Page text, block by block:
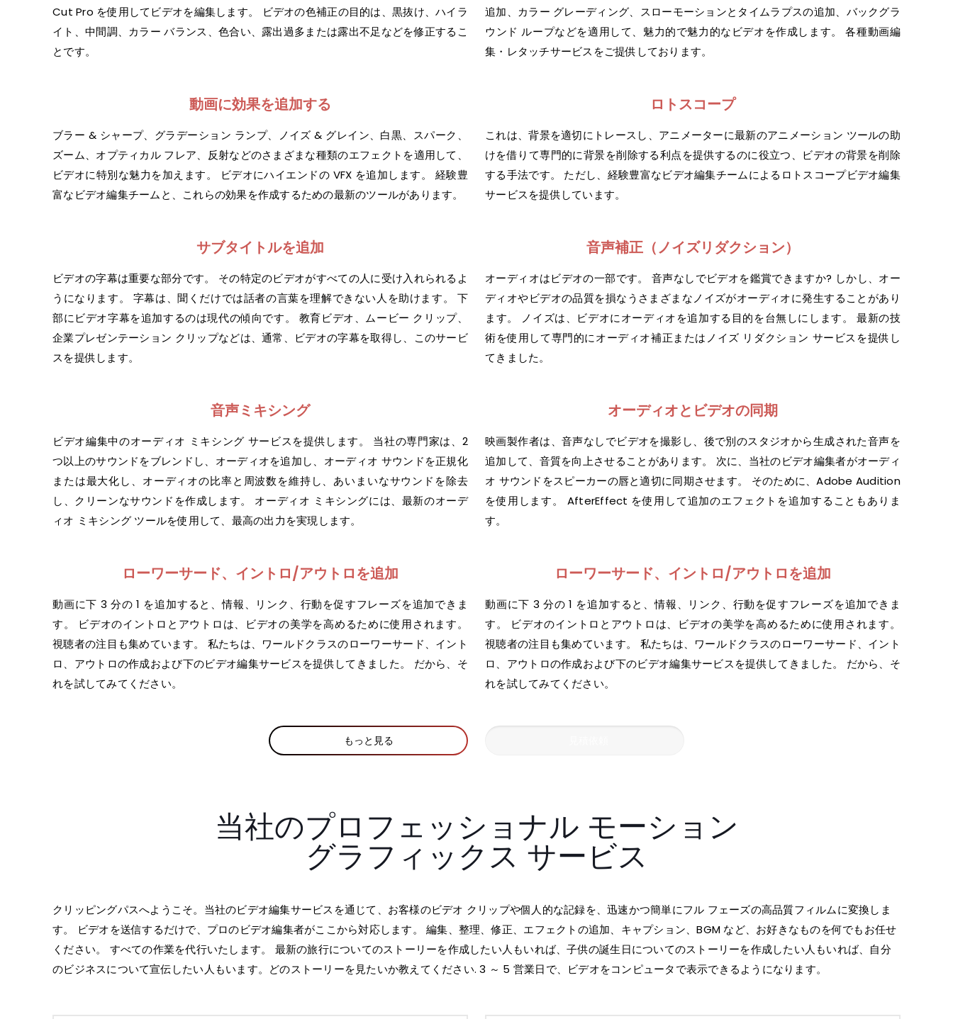
Cut Pro を使用してビデオを編集します。 ビデオの色補正の目的は、黒抜け、ハイラ
イト、中間調、カラー バランス、色合い、露出過多または露出不足などを修正するこ
とです。
追加、カラー グレーディング、スローモーションとタイムラプスの追加、バックグラ
ウンド ループなどを適用して、魅力的で魅力的なビデオを作成します。 各種動画編
集・レタッチサービスをご提供しております。
動画に効果を追加する
ブラー & シャープ、グラデーション ランプ、ノイズ & グレイン、白黒、スパーク、
ズーム、オプティカル フレア、反射などのさまざまな種類のエフェクトを適用して、
ビデオに特別な魅力を加えます。 ビデオにハイエンドの VFX を追加します。 経験豊
富なビデオ編集チームと、これらの効果を作成するための最新のツールがあります。
ロトスコープ
これは、背景を適切にトレースし、アニメーターに最新のアニメーション ツールの助
けを借りて専門的に背景を削除する利点を提供するのに役立つ、ビデオの背景を削除
する手法です。 ただし、経験豊富なビデオ編集チームによるロトスコープビデオ編集
サービスを提供しています。
サブタイトルを追加
ビデオの字幕は重要な部分です。 その特定のビデオがすべての人に受け入れられるよ
うになります。 字幕は、聞くだけでは話者の言葉を理解できない人を助けます。 下
部にビデオ字幕を追加するのは現代の傾向です。 教育ビデオ、ムービー クリップ、
企業プレゼンテーション クリップなどは、通常、ビデオの字幕を取得し、このサービ
スを提供します。
音声補正（ノイズリダクション）
オーディオはビデオの一部です。 音声なしでビデオを鑑賞できますか? しかし、オー
ディオやビデオの品質を損なうさまざまなノイズがオーディオに発生することがあり
ます。 ノイズは、ビデオにオーディオを追加する目的を台無しにします。 最新の技
術を使用して専門的にオーディオ補正またはノイズ リダクション サービスを提供し
てきました。
音声ミキシング
ビデオ編集中のオーディオ ミキシング サービスを提供します。 当社の専門家は、2
つ以上のサウンドをブレンドし、オーディオを追加し、オーディオ サウンドを正規化
または最大化し、オーディオの比率と周波数を維持し、あいまいなサウンドを除去
し、クリーンなサウンドを作成します。 オーディオ ミキシングには、最新のオーデ
ィオ ミキシング ツールを使用して、最高の出力を実現します。
オーディオとビデオの同期
映画製作者は、音声なしでビデオを撮影し、後で別のスタジオから生成された音声を
追加して、音質を向上させることがあります。 次に、当社のビデオ編集者がオーディ
オ サウンドをスピーカーの唇と適切に同期させます。 そのために、Adobe Audition
を使用します。 AfterEffect を使用して追加のエフェクトを追加することもありま
す。
ローワーサード、イントロ/アウトロを追加
動画に下 3 分の 1 を追加すると、情報、リンク、行動を促すフレーズを追加できま
す。 ビデオのイントロとアウトロは、ビデオの美学を高めるために使用されます。
視聴者の注目も集めています。 私たちは、ワールドクラスのローワーサード、イント
ロ、アウトロの作成および下のビデオ編集サービスを提供してきました。 だから、そ
れを試してみてください。
ローワーサード、イントロ/アウトロを追加
動画に下 3 分の 1 を追加すると、情報、リンク、行動を促すフレーズを追加できま
す。 ビデオのイントロとアウトロは、ビデオの美学を高めるために使用されます。
視聴者の注目も集めています。 私たちは、ワールドクラスのローワーサード、イント
ロ、アウトロの作成および下のビデオ編集サービスを提供してきました。 だから、そ
れを試してみてください。
もっと見る
当社のプロフェッショナル モーション
グラフィックス サービス
クリッピングパスへようこそ。当社のビデオ編集サービスを通じて、お客様のビデオ クリップや個人的な記録を、迅速かつ簡単にフル フェーズの高品質フィルムに変換しま
す。 ビデオを送信するだけで、プロのビデオ編集者がここから対応します。 編集、整理、修正、エフェクトの追加、キャプション、BGM など、お好きなものを何でもお任せ
ください。 すべての作業を代行いたします。 最新の旅行についてのストーリーを作成したい人もいれば、子供の誕生日についてのストーリーを作成したい人もいれば、自分
のビジネスについて宣伝したい人もいます。どのストーリーを見たいか教えてください. 3 ～ 5 営業日で、ビデオをコンピュータで表示できるようになります。